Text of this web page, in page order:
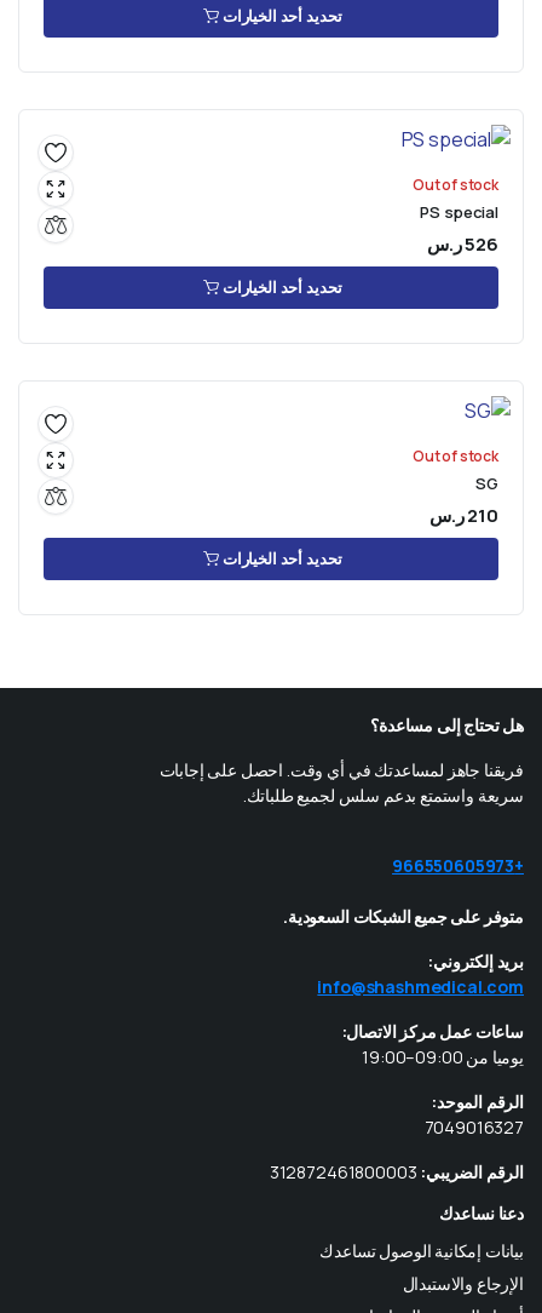
تحديد أحد الخيارات
Out of stock
PS special
526ر.س
تحديد أحد الخيارات
Out of stock
SG
210ر.س
تحديد أحد الخيارات
هل تحتاج إلى مساعدة؟
فريقنا جاهز لمساعدتك في أي وقت. احصل على إجابات
سريعة واستمتع بدعم سلس لجميع طلباتك.
+966550605973
متوفر على جميع الشبكات السعودية.
بريد إلكتروني:
info@shashmedical.com
ساعات عمل مركز الاتصال:
يوميا من 09:00–19:00
الرقم الموحد:
7049016327
الرقم الضريبي:
دعنا نساعدك
بيانات إمكانية الوصول تساعدك
الإرجاع والاستبدال